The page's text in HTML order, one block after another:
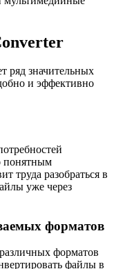
ряд значительных
и эффективно
понятным
труда разобраться в
уже через
форматов
форматов
файлы в